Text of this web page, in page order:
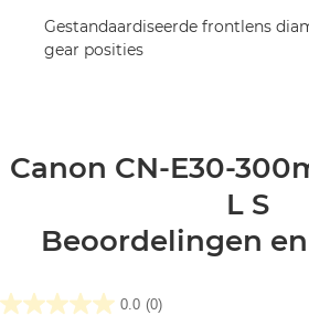
Gestandaardiseerde frontlens
gear posities
Canon CN-E30-
L S
Beoordelingen
0.0 (0)
0.0